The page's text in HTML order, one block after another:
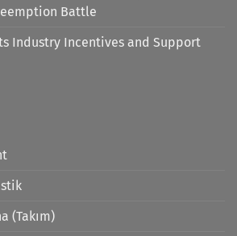
Battle
Industry Incentives and Support
(Takım)